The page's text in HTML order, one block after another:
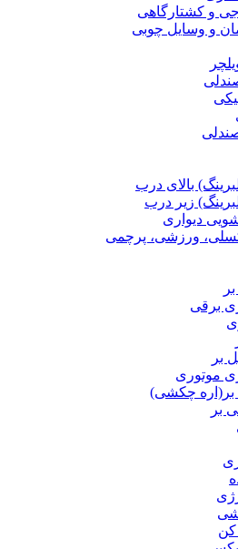
و کشتارگاهی
و وسایل چوبی
بالای درب
زیر درب
دیواری
ورزشی، پرچمی
برقی
بر
موتوری
بر(اره چکشی)
بر
کن